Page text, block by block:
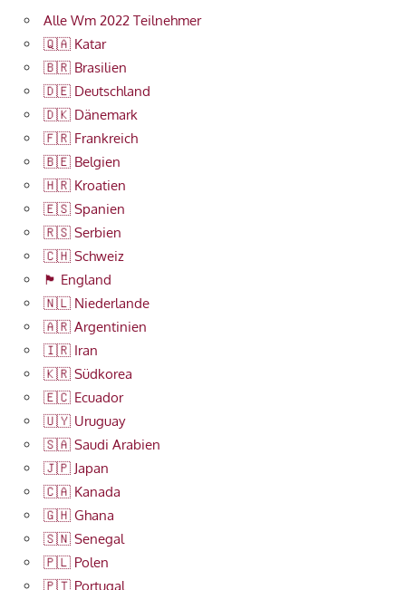
Alle Wm 2022 Teilnehmer
🇶🇦 Katar
🇧🇷 Brasilien
🇩🇪 Deutschland
🇩🇰 Dänemark
🇫🇷 Frankreich
🇧🇪 Belgien
🇭🇷 Kroatien
🇪🇸 Spanien
🇷🇸 Serbien
🇨🇭 Schweiz
🏴󠁧󠁢󠁥󠁮󠁧󠁿 England
🇳🇱 Niederlande
🇦🇷 Argentinien
🇮🇷 Iran
🇰🇷 Südkorea
🇪🇨 Ecuador
🇺🇾 Uruguay
🇸🇦 Saudi Arabien
🇯🇵 Japan
🇨🇦 Kanada
🇬🇭 Ghana
🇸🇳 Senegal
🇵🇱 Polen
🇵🇹 Portugal